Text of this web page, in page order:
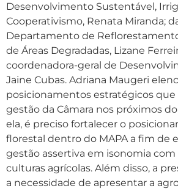
Desenvolvimento Sustentável,
Cooperativismo, Renata Miranda;
Departamento de
de Áreas Degradadas, Lizane
coordenadora-geral de
Jaine Cubas. Adriana Maugeri
posicionamentos estratégicos que
gestão da Câmara nos próximos
ela, é preciso fortalecer o
florestal dentro do MAPA a fim de
gestão assertiva em isonomia com
culturas agrícolas. Além disso, a
a necessidade de apresentar a